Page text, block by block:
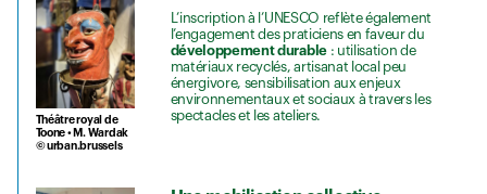
Théâtre royal de
Toone • M. Wardak
© urban.brussels
L’inscription à l’UNESCO reflète également
l’engagement des praticiens en faveur du
développement durable: utilisation de
matériaux recyclés, artisanat local peu
énergivore, sensibilisation aux enjeux
environnementaux et sociaux à travers les
spectacles et les ateliers.